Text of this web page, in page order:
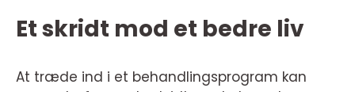
Et skridt mod et bedre liv
At træde ind i et behandlingsprogram kan